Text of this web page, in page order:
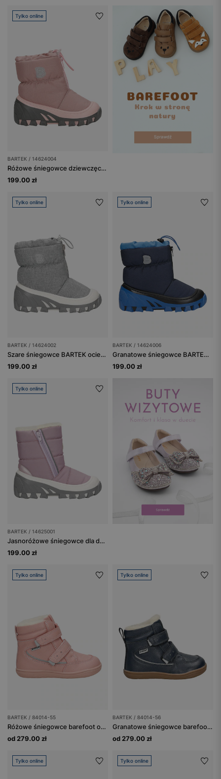
Tylko online
BARTEK / 14624004
Różowe śniegowce dziewczęce BARTEK 14624004 ocieplane naturalną wełną
199.00 zł
Tylko online
BARTEK / 14624002
Szare śniegowce BARTEK ocieplane naturalną wełną 14624002
199.00 zł
Tylko online
BARTEK / 14624006
Granatowe śniegowce BARTEK 14624006
199.00 zł
Tylko online
BARTEK / 14625001
Jasnoróżowe śniegowce dla dziewczynki BARTEK 14625001
199.00 zł
Tylko online
BARTEK / 84014-55
Różowe śniegowce barefoot ocieplane wełną BARTEK 84014-55
od 279.00 zł
Tylko online
BARTEK / 84014-56
Granatowe śniegowce barefoot ocieplane wełną BARTEK 84014-56
od 279.00 zł
Tylko online Tylko online